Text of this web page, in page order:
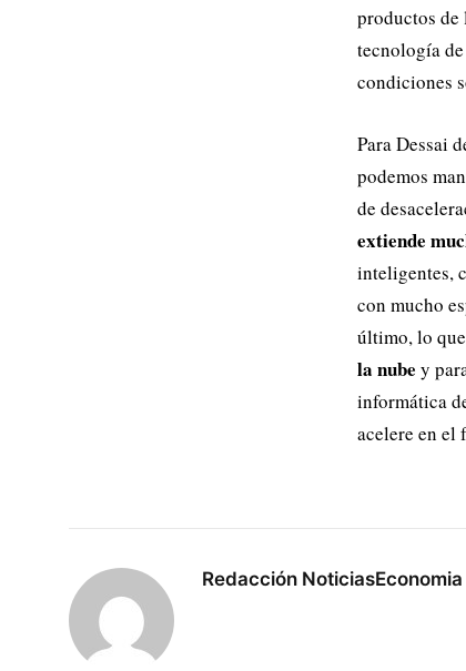
productos de
tecnología
condiciones
Para Dessai
podemos
de
extiende
inteligentes,
con mucho
último, lo
la nube y
informática
acelere en el
Redacción NoticiasEconomia